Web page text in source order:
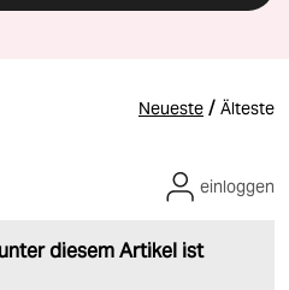
Neueste / Älteste
diesem Artikel ist
einloggen